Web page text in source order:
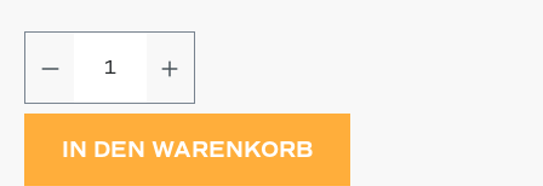
IN DEN WARENKORB